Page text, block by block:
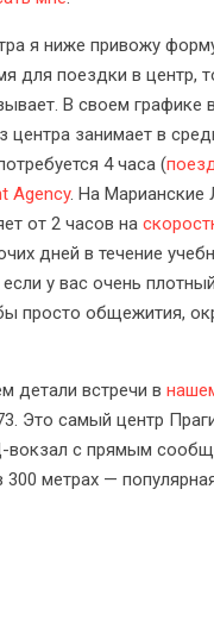
я ниже привожу
для поездки в центр,
В своем
центра занимает в
4 часа (
Agency. На Марианские
от 2 часов на
дней в течение
у вас очень
просто общежития,
детали встречи в
Это самый центр
вокзал с прямым
метрах —